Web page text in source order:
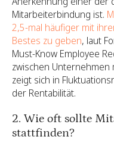
Mitarbeiterbindung ist.
2,5-mal häufiger mit
Bestes zu geben, laut
Must-Know Employee
zwischen
zeigt sich in
der Rentabilität.
2. Wie oft sollte
stattfinden?